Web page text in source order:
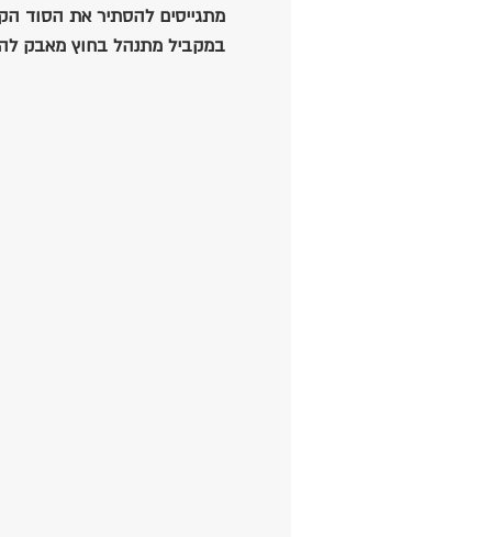
מתגייסים להסתיר את הסוד
במקביל מתנהל בחוץ מאבק